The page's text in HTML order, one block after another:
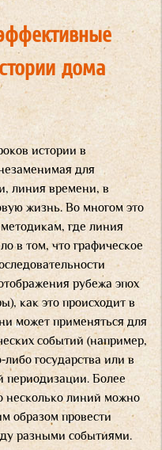
дома
истории в
для
линия времени, в
жизнь. Во многом это
где линия
в том, что графическое
рубежа эпох
как это происходит в
может применяться для
событий (например,
государства или в
периодизации. Более
несколько линий можно
образом провести
разными событиями.